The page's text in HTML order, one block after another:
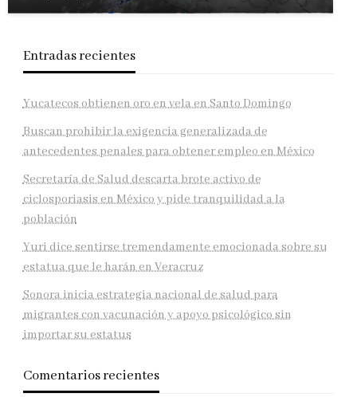
Entradas recientes
Yucatecos obtienen oro en vela en Santo Domingo
Buscan prohibir la exigencia generalizada de
antecedentes penales para obtener empleo en México
Secretaría de Salud descarta brote activo de
ciclosporiasis en México y pide tranquilidad a la
población
Yuri dice sentirse tremendamente emocionada sobre su
estatua que le harán en Veracruz
Sonora inicia estrategia nacional de salud para
migrantes con vacunación y apoyo psicológico sin
importar su estatus
Comentarios recientes